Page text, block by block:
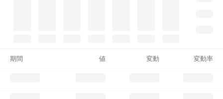
期間 値 変動 変動率